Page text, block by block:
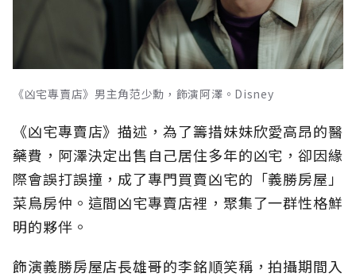
《凶宅專賣店》男主角范少勳，飾演阿澤。Disney
《凶宅專賣店》描述，為了籌措妹妹欣愛高昂的醫
藥費，阿澤決定出售自己居住多年的凶宅，卻因緣
際會誤打誤撞，成了專門買賣凶宅的「義勝房屋」
菜鳥房仲。這間凶宅專賣店裡，聚集了一群性格鮮
明的夥伴。
飾演義勝房屋店長雄哥的李銘順笑稱，拍攝期間入